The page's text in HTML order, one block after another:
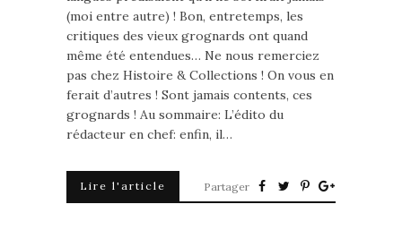
(moi entre autre) ! Bon, entretemps, les
critiques des vieux grognards ont quand
même été entendues… Ne nous remerciez
pas chez Histoire & Collections ! On vous en
ferait d’autres ! Sont jamais contents, ces
grognards ! Au sommaire: L’édito du
rédacteur en chef: enfin, il…
Lire l'article Partager